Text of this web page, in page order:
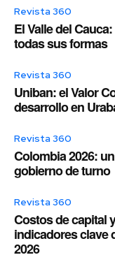
Revista 360
El Valle del
todas sus formas
Revista 360
Uniban: el Valor
desarrollo en
Revista 360
Colombia 2026:
gobierno de turno
Revista 360
Costos de capital
indicadores clave
2026